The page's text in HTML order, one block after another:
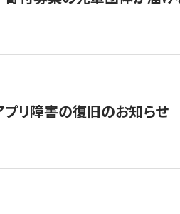
リ障害の復旧のお知らせ